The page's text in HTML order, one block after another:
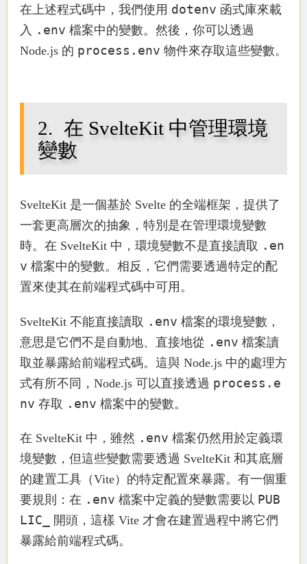
在上述程式碼中，我們使用 dotenv 函式庫來載
入 .env 檔案中的變數。然後，你可以透過
Node.js 的 process.env 物件來存取這些變數。
在 SvelteKit 中管理環境
變數
SvelteKit 是一個基於 Svelte 的全端框架，提供了
一套更高層次的抽象，特別是在管理環境變數
時。在 SvelteKit 中，環境變數不是直接讀取 .en
v 檔案中的變數。相反，它們需要透過特定的配
置來使其在前端程式碼中可用。
SvelteKit 不能直接讀取 .env 檔案的環境變數，
意思是它們不是自動地、直接地從 .env 檔案讀
取並暴露給前端程式碼。這與 Node.js 中的處理方
式有所不同，Node.js 可以直接透過 process.e
nv 存取 .env 檔案中的變數。
在 SvelteKit 中，雖然 .env 檔案仍然用於定義環
境變數，但這些變數需要透過 SvelteKit 和其底層
的建置工具（Vite）的特定配置來暴露。有一個重
要規則：在 .env 檔案中定義的變數需要以 PUB
LIC_
開頭，這樣 Vite 才會在建置過程中將它們
暴露給前端程式碼。